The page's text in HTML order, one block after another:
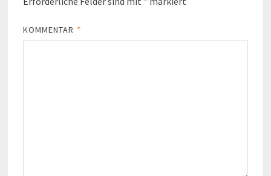
KOMMENTAR *